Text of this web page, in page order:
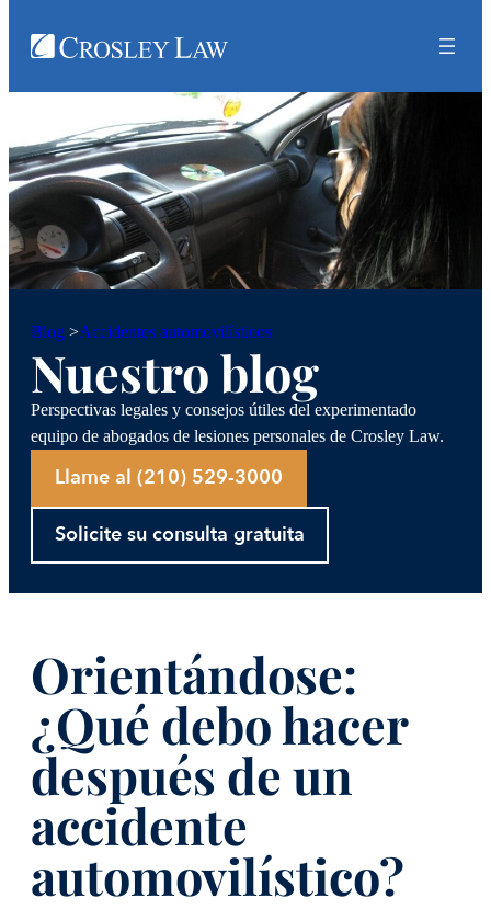
Blog >Accidentes automovilísticos
Nuestro blog
Perspectivas legales y consejos útiles del experimentado
equipo de abogados de lesiones personales de Crosley Law.
Llame al (210) 529-3000
Solicite su consulta gratuita
Orientándose:
¿Qué debo hacer
después de un
accidente
automovilístico?